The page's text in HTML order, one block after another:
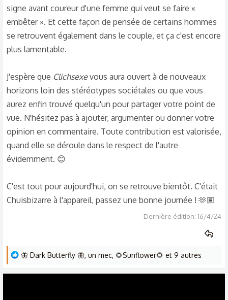
signe avant coureur d'une femme qui veut se faire «
embêter ». Et cette façon de pensée de certains hommes
se retrouvent également dans le couple, et ça c'est encore
plus lamentable.
J'espère que Clichsexevous aura ouvert à de nouveaux
horizons loin des stéréotypes sociétales ou que vous
aurez enfin trouvé quelqu'un pour partager votre point de
vue. N'hésitez pas à ajouter, argumenter ou donner votre
opinion en commentaire. Toute contribution est valorisée,
quand elle se déroule dans le respect de l'autre
évidemment. 😊
C'est tout pour aujourd'hui, on se retrouve bientôt. C'était
Chuisbizarre à l'appareil, passez une bonne journée ! 🫶🏾
Dernière édition: 16/4/24
L
🦋 Dark Butterfly 🦋, un mec, 🌻Sunflower🌻 et 9 autres